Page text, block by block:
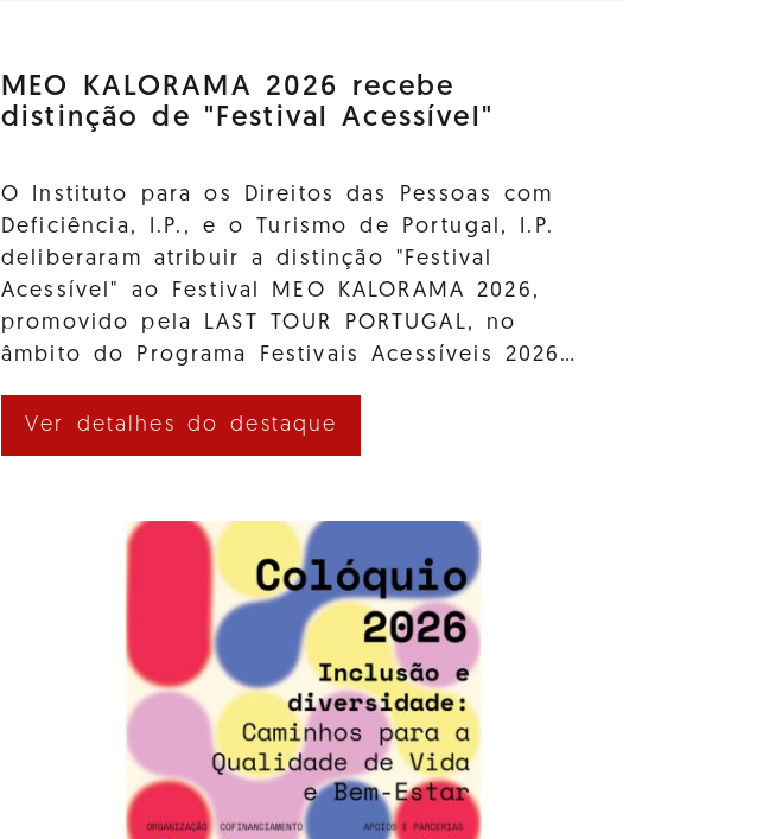
MEO KALORAMA 2026 recebe
distinção de "Festival Acessível"
O Instituto para os Direitos das Pessoas com
Deficiência, I.P., e o Turismo de Portugal, I.P.
deliberaram atribuir a distinção "Festival
Acessível" ao Festival MEO KALORAMA 2026,
promovido pela LAST TOUR PORTUGAL, no
âmbito do Programa Festivais Acessíveis 2026…
Ver detalhes do destaque